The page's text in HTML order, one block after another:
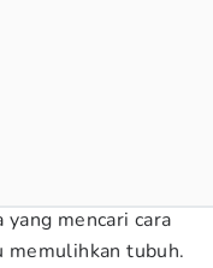
mencari cara
memulihkan tubuh.